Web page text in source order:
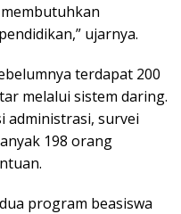
ujarnya.
terdapat 200
melalui sistem daring.
administrasi, survei
198 orang
program beasiswa